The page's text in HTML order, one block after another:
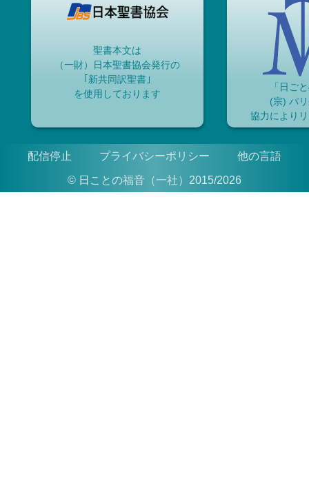
聖書本文は
（一財）日本聖書協会発行の
｢新共同訳聖書｣
を使用しております
「日ご
(宗) パ
協力により
配信停止 プライバシーポリシー 他の言語
© 日ことの福音（一社）2015/2026